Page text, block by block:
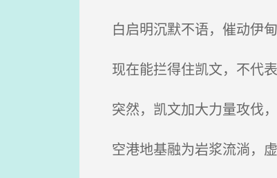
白启明沉默不语，催动伊甸
现在能拦得住凯文，不代表
突然，凯文加大力量攻伐
空港地基融为岩浆流淌，